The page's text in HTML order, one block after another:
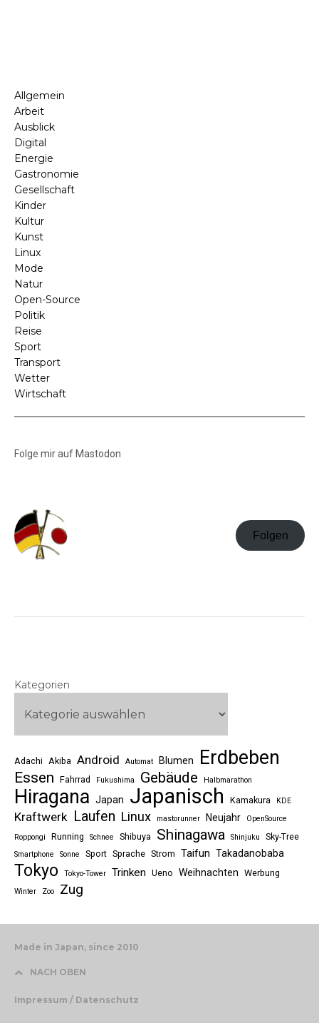
Allgemein
Arbeit
Ausblick
Digital
Energie
Gastronomie
Gesellschaft
Kinder
Kultur
Kunst
Linux
Mode
Natur
Open-Source
Politik
Reise
Sport
Transport
Wetter
Wirtschaft
Folge mir auf Mastodon
Folgen
Kategorien
Adachi Akiba Android Automat Blumen Erdbeben
Essen Fahrrad Fukushima Gebäude Halbmarathon
Hiragana Japan Japanisch Kamakura KDE
Kraftwerk Laufen Linux mastorunner Neujahr
OpenSource
Roppongi
Running Schnee Shibuya Shinagawa Shinjuku Sky-Tree
Smartphone Sonne Sport Sprache Strom Taifun Takadanobaba
Tokyo Tokyo-Tower Trinken Ueno Weihnachten Werbung
Winter Zoo Zug
Made in Japan, since 2010
NACH OBEN
Impressum / Datenschutz